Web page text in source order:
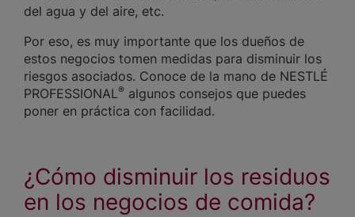
del agua y del aire, etc.
Por eso, es muy importante que los dueños de
estos negocios tomen medidas para disminuir los
riesgos asociados. Conoce de la mano de NESTLÉ
PROFESSIONAL® algunos consejos que puedes
poner en práctica con facilidad.
¿Cómo disminuir los residuos
en los negocios de comida?